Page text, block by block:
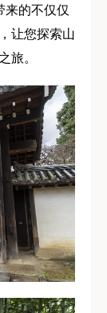
来的不仅仅
让您探索山
。